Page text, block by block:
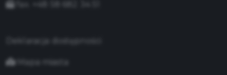
Deklaracja dostępności
Mapa miasta